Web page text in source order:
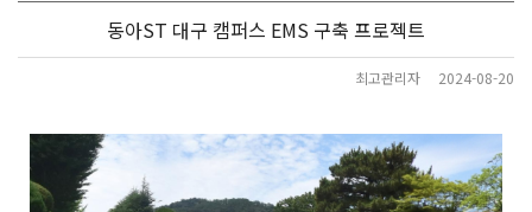
동아ST 대구 캠퍼스 EMS 구축 프로젝트
최고관리자 2024-08-20